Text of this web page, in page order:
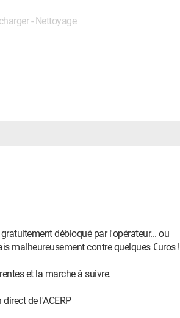
- Nettoyage
débloqué par l'opérateur... ou
malheureusement contre quelques €uros !
et la marche à suivre.
de l'ACERP